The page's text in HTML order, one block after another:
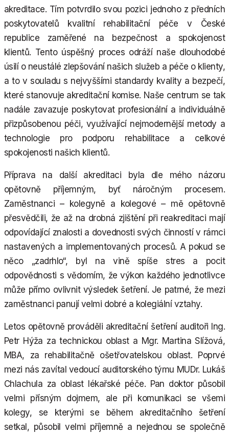
akreditace. Tím potvrdilo svou pozici jednoho z předních
poskytovatelů kvalitní rehabilitační péče v České
republice zaměřené na bezpečnost a spokojenost
klientů. Tento úspěšný proces odráží naše dlouhodobé
úsilí o neustálé zlepšování našich služeb a péče o klienty,
a to v souladu s nejvyššími standardy kvality a bezpečí,
které stanovuje akreditační komise. Naše centrum se tak
nadále zavazuje poskytovat profesionální a individuálně
přizpůsobenou péči, využívající nejmodernější metody a
technologie pro podporu rehabilitace a celkové
spokojenosti našich klientů.
Příprava na další akreditaci byla dle mého názoru
opětovně příjemným, byť náročným procesem.
Zaměstnanci – kolegyně a kolegové – mě opětovně
přesvědčili, že až na drobná zjištění při reakreditaci mají
odpovídající znalosti a dovednosti svých činností v rámci
nastavených a implementovaných procesů. A pokud se
něco „zadrhlo“, byl na vině spíše stres a pocit
odpovědnosti s vědomím, že výkon každého jednotlivce
může přímo ovlivnit výsledek šetření. Je patrné, že mezi
zaměstnanci panují velmi dobré a kolegiální vztahy.
Letos opětovně prováděli akreditační šetření auditoři Ing.
Petr Hýža za technickou oblast a Mgr. Martina Slížová,
MBA, za rehabilitačně ošetřovatelskou oblast. Poprvé
mezi nás zavítal vedoucí auditorského týmu MUDr. Lukáš
Chlachula za oblast lékařské péče. Pan doktor působil
velmi přísným dojmem, ale při komunikaci se všemi
kolegy, se kterými se během akreditačního šetření
setkal, působil velmi příjemně a nejednou se společně